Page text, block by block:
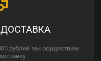
рублей мы осуществим